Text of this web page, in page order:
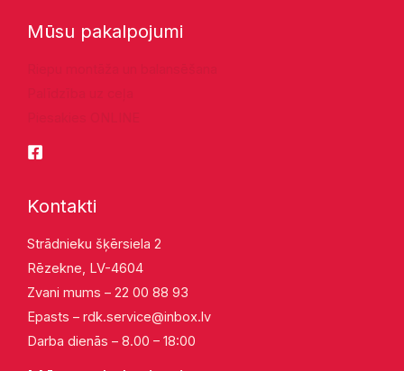
Mūsu pakalpojumi
Kontakti
Strādnieku šķērsiela 2
Rēzekne, LV-4604
Zvani mums – 22 00 88 93
Epasts – rdk.service@inbox.lv
Darba dienās – 8.00 – 18:00